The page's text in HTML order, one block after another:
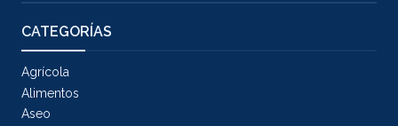
CATEGORÍAS
Agrícola
Alimentos
Aseo